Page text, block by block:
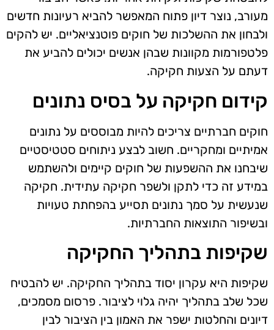
מעורב, נוצר דיון פתוח המאפשר להביא רעיונות חדשים
ולבחון את ההשלכות של חוקים פוטנציאליים. יש להקים
פלטפורמות מקוונות שבהן אנשים יכולים להביע את
דעתם על הצעות חקיקה.
קידום חקיקה על בסיס נתונים
חוקים חברתיים צריכים להיות מבוססים על נתונים
אמיתיים ומחקריים. חשוב לבצע ניתוחים סטטיסטיים
שיבחנו את ההשפעות של חוקים קיימים ולהשתמש
במידע זה כדי לתקן ולשפר חקיקה עתידית. חקיקה
שנעשית על סמך נתונים תסייע בהפחתת טעויות
ובשיפור התוצאות החברתיות.
שקיפות בתהליך החקיקה
שקיפות היא עקרון יסוד בתהליך החקיקה. יש להבטיח
שכל שלב בתהליך יהיה גלוי לציבור. פרסום מסמכים,
דיונים והחלטות ישפר את האמון בין הציבור לבין